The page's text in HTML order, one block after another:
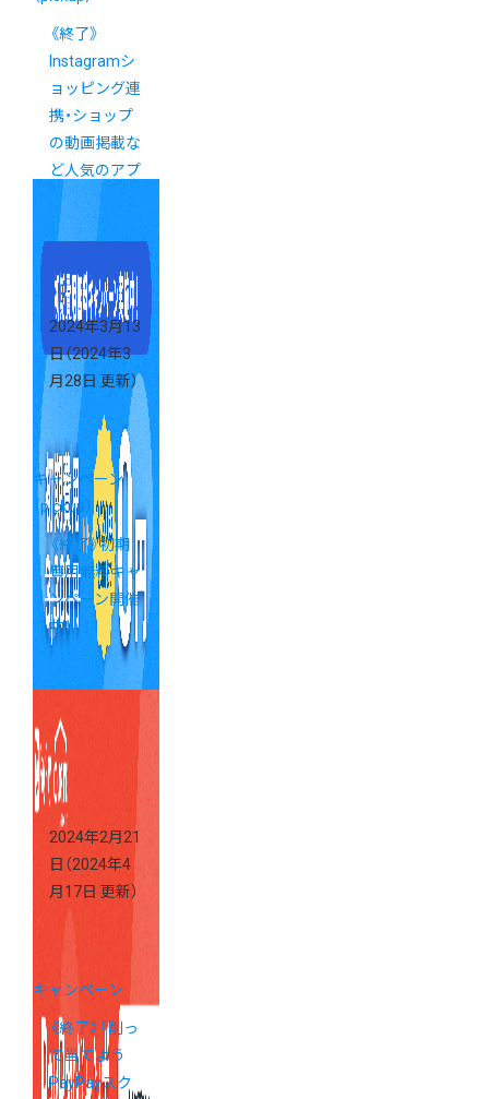
《終了》
Instagramシ
ョッピング連
携・ショップ
の動画掲載な
ど人気のアプ
リキャンペー
ン
2024年3月13
日（2024年3
月28日 更新）
キャンペーン
（pickup）
《終了》初期
費用無料キャ
ンペーン開催
中！
2024年2月21
日 （2024年4
月17日 更新）
キャンペーン
《終了》「削っ
て当てよう
PayPayスク